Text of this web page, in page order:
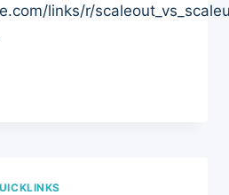
links/r/